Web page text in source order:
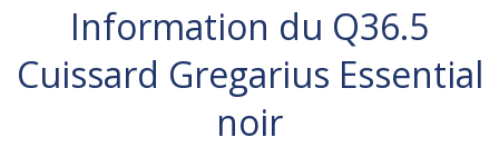
Information du Q36.5
Cuissard Gregarius Essential
noir